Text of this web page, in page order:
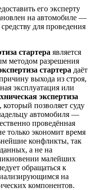
его эксперту
на автомобиле —
для проведения
стартера является
методом разрешения
стартера даёт
выхода из строя,
эксплуатация или
экспертиза
позволяет суду
автомобиля —
проведённая
только экономит время
конфликты, так
а не на
малейших
обращаться к
на
компонентов.